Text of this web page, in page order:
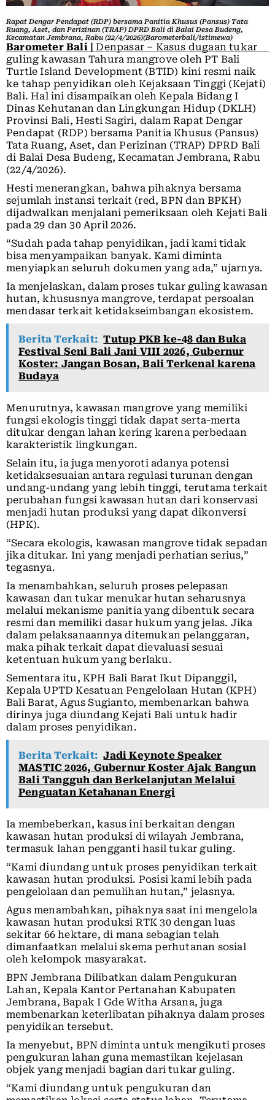
Rapat Dengar Pendapat (RDP) bersama Panitia Khusus (Pansus) Tata
Ruang, Aset, dan Perizinan (TRAP) DPRD Bali di Balai Desa Budeng,
Kecamatan Jembrana, Rabu (22/4/2026)(Barometerbali/istimewa)
Barometer Bali | Denpasar – Kasus dugaan tukar
guling kawasan Tahura mangrove oleh PT Bali
Turtle Island Development (BTID) kini resmi naik
ke tahap penyidikan oleh Kejaksaan Tinggi (Kejati)
Bali. Hal ini disampaikan oleh Kepala Bidang I
Dinas Kehutanan dan Lingkungan Hidup (DKLH)
Provinsi Bali, Hesti Sagiri, dalam Rapat Dengar
Pendapat (RDP) bersama Panitia Khusus (Pansus)
Tata Ruang, Aset, dan Perizinan (TRAP) DPRD Bali
di Balai Desa Budeng, Kecamatan Jembrana, Rabu
(22/4/2026).
Hesti menerangkan, bahwa pihaknya bersama
sejumlah instansi terkait (red, BPN dan BPKH)
dijadwalkan menjalani pemeriksaan oleh Kejati Bali
pada 29 dan 30 April 2026.
“Sudah pada tahap penyidikan, jadi kami tidak
bisa menyampaikan banyak. Kami diminta
menyiapkan seluruh dokumen yang ada,” ujarnya.
Ia menjelaskan, dalam proses tukar guling kawasan
hutan, khususnya mangrove, terdapat persoalan
mendasar terkait ketidakseimbangan ekosistem.
Berita Terkait: Tutup PKB ke-48 dan Buka
Festival Seni Bali Jani VIII 2026, Gubernur
Koster: Jangan Bosan, Bali Terkenal karena
Budaya
Menurutnya, kawasan mangrove yang memiliki
fungsi ekologis tinggi tidak dapat serta-merta
ditukar dengan lahan kering karena perbedaan
karakteristik lingkungan.
Selain itu, ia juga menyoroti adanya potensi
ketidaksesuaian antara regulasi turunan dengan
undang-undang yang lebih tinggi, terutama terkait
perubahan fungsi kawasan hutan dari konservasi
menjadi hutan produksi yang dapat dikonversi
(HPK).
“Secara ekologis, kawasan mangrove tidak sepadan
jika ditukar. Ini yang menjadi perhatian serius,”
tegasnya.
Ia menambahkan, seluruh proses pelepasan
kawasan dan tukar menukar hutan seharusnya
melalui mekanisme panitia yang dibentuk secara
resmi dan memiliki dasar hukum yang jelas. Jika
dalam pelaksanaannya ditemukan pelanggaran,
maka pihak terkait dapat dievaluasi sesuai
ketentuan hukum yang berlaku.
Sementara itu, KPH Bali Barat Ikut Dipanggil,
Kepala UPTD Kesatuan Pengelolaan Hutan (KPH)
Bali Barat, Agus Sugianto, membenarkan bahwa
dirinya juga diundang Kejati Bali untuk hadir
dalam proses penyidikan.
Berita Terkait: Jadi Keynote Speaker
MASTIC 2026, Gubernur Koster Ajak Bangun
Bali Tangguh dan Berkelanjutan Melalui
Penguatan Ketahanan Energi
Ia membeberkan, kasus ini berkaitan dengan
kawasan hutan produksi di wilayah Jembrana,
termasuk lahan pengganti hasil tukar guling.
“Kami diundang untuk proses penyidikan terkait
kawasan hutan produksi. Posisi kami lebih pada
pengelolaan dan pemulihan hutan,” jelasnya.
Agus menambahkan, pihaknya saat ini mengelola
kawasan hutan produksi RTK 30 dengan luas
sekitar 66 hektare, di mana sebagian telah
dimanfaatkan melalui skema perhutanan sosial
oleh kelompok masyarakat.
BPN Jembrana Dilibatkan dalam Pengukuran
Lahan, Kepala Kantor Pertanahan Kabupaten
Jembrana, Bapak I Gde Witha Arsana, juga
membenarkan keterlibatan pihaknya dalam proses
penyidikan tersebut.
Ia menyebut, BPN diminta untuk mengikuti proses
pengukuran lahan guna memastikan kejelasan
objek yang menjadi bagian dari tukar guling.
“Kami diundang untuk pengukuran dan